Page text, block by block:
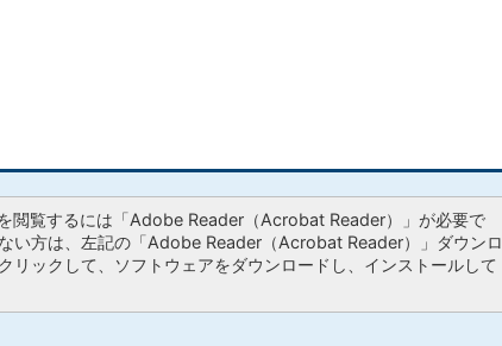
閲覧するには「Adobe Reader（Acrobat Reader）」が必要で
い方は、左記の「Adobe Reader（Acrobat Reader）」ダウンロ
リックして、ソフトウェアをダウンロードし、インストールして